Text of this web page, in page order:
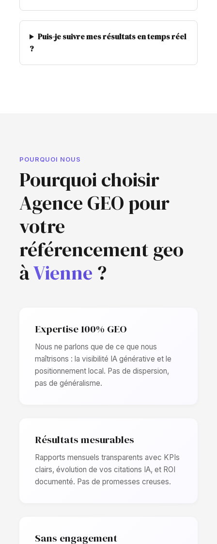
Puis-je suivre mes résultats en temps réel
?
POURQUOI NOUS
Pourquoi choisir
Agence GEO pour
votre
référencement geo
àVienne ?
Expertise 100% GEO
Nous ne parlons que de ce que nous
maîtrisons : la visibilité IA générative et le
positionnement local. Pas de dispersion,
pas de généralisme.
Résultats mesurables
Rapports mensuels transparents avec KPIs
clairs, évolution de vos citations IA, et ROI
documenté. Pas de promesses creuses.
Sans engagement